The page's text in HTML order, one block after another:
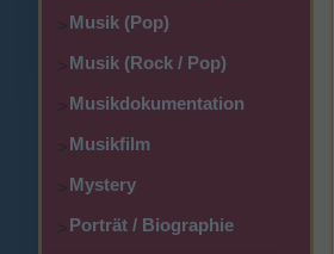
>Musik (Pop)
>Musik (Rock / Pop)
>Musikdokumentation
>Musikfilm
>Mystery
>Porträt / Biographie